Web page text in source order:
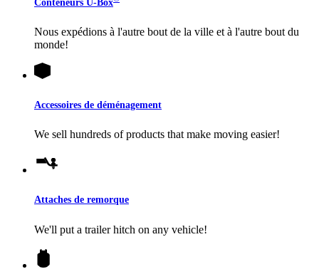
Conteneurs U-Box
Nous expédions à l'autre bout de la ville et à l'autre bout du
monde!
Accessoires de déménagement
We sell hundreds of products that make moving easier!
Attaches de remorque
We'll put a trailer hitch on any vehicle!